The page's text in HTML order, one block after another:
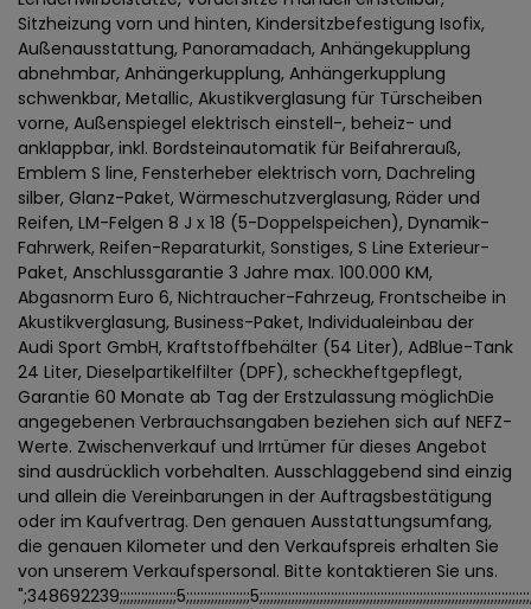
Sitzheizung vorn und hinten, Kindersitzbefestigung Isofix,
Außenausstattung, Panoramadach, Anhängekupplung
abnehmbar, Anhängerkupplung, Anhängerkupplung
schwenkbar, Metallic, Akustikverglasung für Türscheiben
vorne, Außenspiegel elektrisch einstell-, beheiz- und
anklappbar, inkl. Bordsteinautomatik für Beifahrerauß,
Emblem S line, Fensterheber elektrisch vorn, Dachreling
silber, Glanz-Paket, Wärmeschutzverglasung, Räder und
Reifen, LM-Felgen 8 J x 18 (5-Doppelspeichen), Dynamik-
Fahrwerk, Reifen-Reparaturkit, Sonstiges, S Line Exterieur-
Paket, Anschlussgarantie 3 Jahre max. 100.000 KM,
Abgasnorm Euro 6, Nichtraucher-Fahrzeug, Frontscheibe in
Akustikverglasung, Business-Paket, Individualeinbau der
Audi Sport GmbH, Kraftstoffbehälter (54 Liter), AdBlue-Tank
24 Liter, Dieselpartikelfilter (DPF), scheckheftgepflegt,
Garantie 60 Monate ab Tag der Erstzulassung möglichDie
angegebenen Verbrauchsangaben beziehen sich auf NEFZ-
Werte. Zwischenverkauf und Irrtümer für dieses Angebot
sind ausdrücklich vorbehalten. Ausschlaggebend sind einzig
und allein die Vereinbarungen in der Auftragsbestätigung
oder im Kaufvertrag. Den genauen Ausstattungsumfang,
die genauen Kilometer und den Verkaufspreis erhalten Sie
von unserem Verkaufspersonal. Bitte kontaktieren Sie uns.